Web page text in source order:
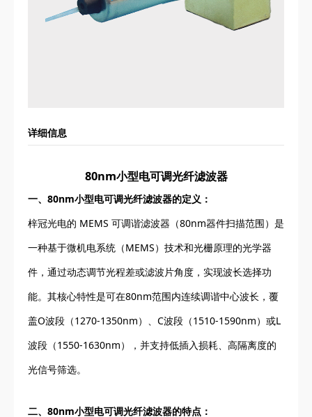
详细信息
80nm小型电可调光纤滤波器
一、80nm小型电可调光纤滤波器的定义：
梓冠光电的 MEMS 可调谐滤波器（80nm器件扫描范围）是
一种基于微机电系统（MEMS）技术和光栅原理的光学器
件，通过动态调节光程差或滤波片角度，实现波长选择功
能。其核心特性是可在80nm范围内连续调谐中心波长，覆
盖O波段（1270-1350nm）、C波段（1510-1590nm）或L
波段（1550-1630nm），并支持低插入损耗、高隔离度的
光信号筛选。
二、80nm小型电可调光纤滤波器的特点：